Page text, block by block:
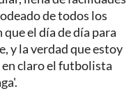
de todos los
el día de día para
y la verdad que estoy
claro el futbolista